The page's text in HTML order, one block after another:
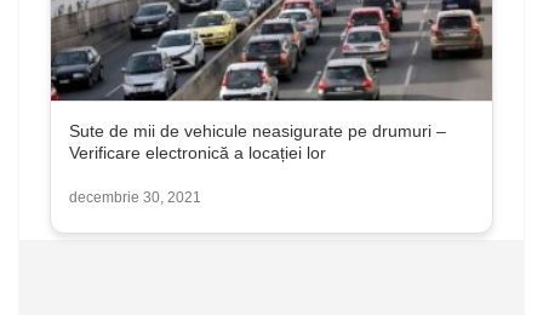
Sute de mii de vehicule neasigurate pe drumuri –
Verificare electronică a locației lor
decembrie 30, 2021